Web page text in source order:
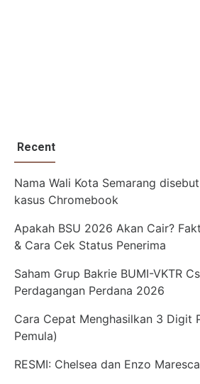
Recent
Nama Wali Kota Semarang
kasus Chromebook
Apakah BSU 2026 Akan Cair?
& Cara Cek Status Penerima
Saham Grup Bakrie BUMI-VKTR
Perdagangan Perdana 2026
Cara Cepat Menghasilkan 3 Digit
Pemula)
RESMI: Chelsea dan Enzo